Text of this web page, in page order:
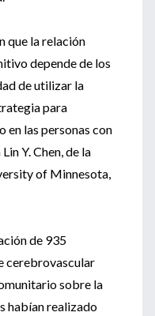
que la relación
depende de los
de utilizar la
para
las personas con
Y. Chen, de la
of Minnesota,
de 935
cerebrovascular
sobre la
habían realizado